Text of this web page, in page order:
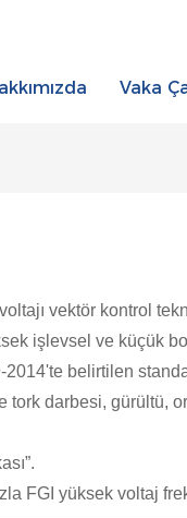
Vaka
vektör kontrol
işlevsel ve küçük
belirtilen
tork darbesi,
FGI yüksek voltaj